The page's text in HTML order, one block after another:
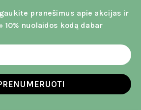
pranešimus apie akcijas ir
10% nuolaidos kodą dabar